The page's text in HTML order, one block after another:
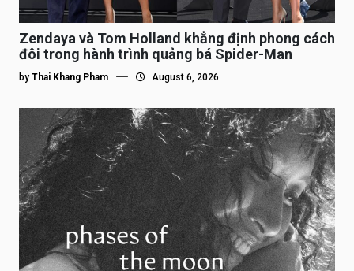
Zendaya và Tom Holland khẳng định phong cách
đôi trong hành trình quảng bá Spider-Man
by Thai Khang Pham August 6, 2026